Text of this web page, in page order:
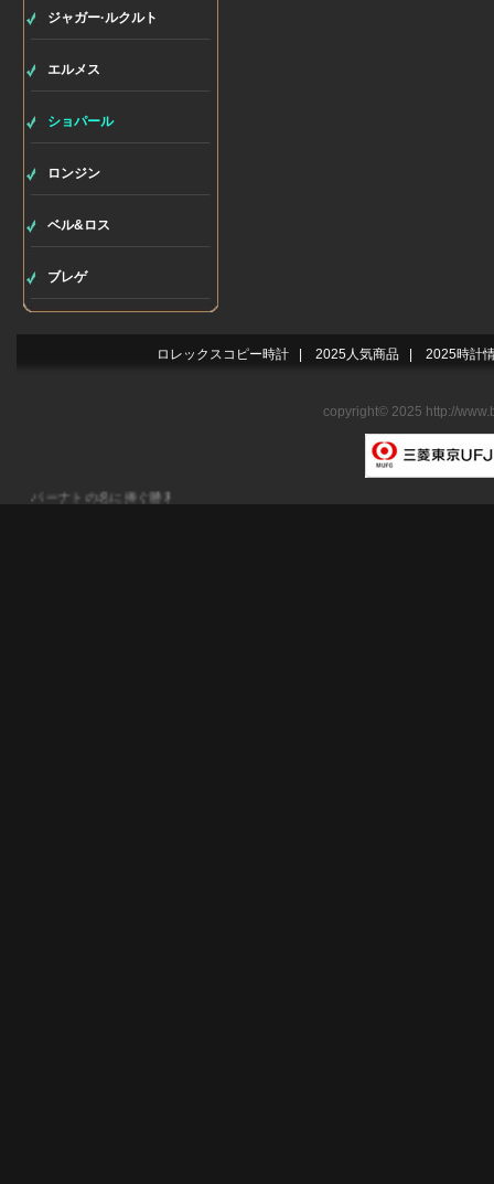
ジャガー·ルクルト
エルメス
ショパール
ロンジン
ベル&ロス
ブレゲ
ロレックスコピー時計 2025人気商品 2025時計
copyright© 2025 http://
バーナトの名に捧ぐ勝利の軌跡ブライトリング ベントレー バーナト レーシ